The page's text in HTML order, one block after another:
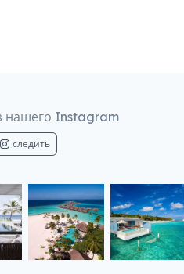
нашего Instagram
следить